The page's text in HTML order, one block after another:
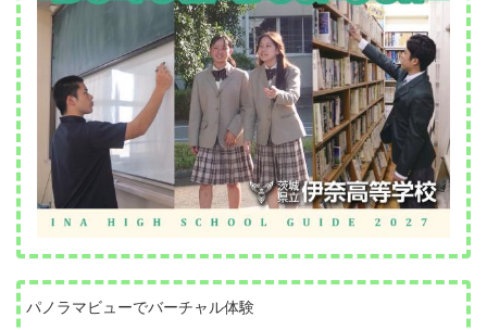
パノラマビューでバーチャル体験